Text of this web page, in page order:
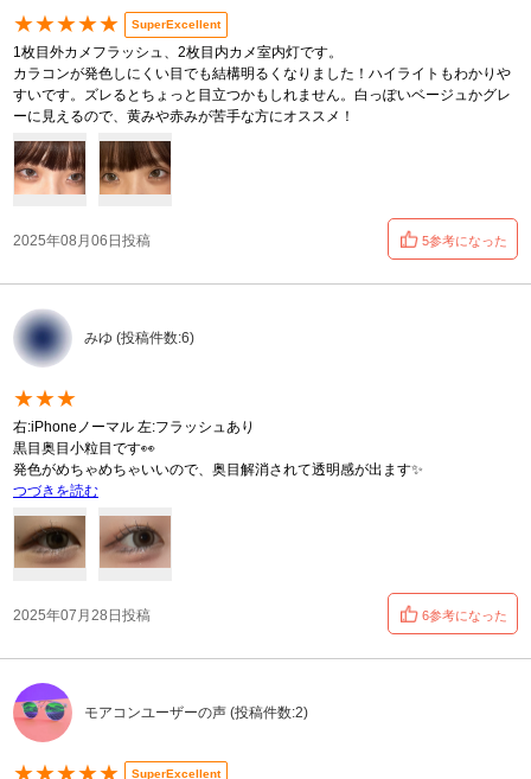
★★★★★ SuperExcellent
1枚目外カメフラッシュ、2枚目内カメ室内灯です。
カラコンが発色しにくい目でも結構明るくなりました！ハイライトもわかりや
すいです。ズレるとちょっと目立つかもしれません。白っぽいベージュかグレ
ーに見えるので、黄みや赤みが苦手な方にオススメ！
2025年08月06日投稿 5参考になった
みゆ (投稿件数:6)
★★★
右:iPhoneノーマル 左:フラッシュあり
黒目奥目小粒目です👀
発色がめちゃめちゃいいので、奥目解消されて透明感が出ます✨️
つづきを読む
2025年07月28日投稿 6参考になった
モアコンユーザーの声 (投稿件数:2)
★★★★★ SuperExcellent